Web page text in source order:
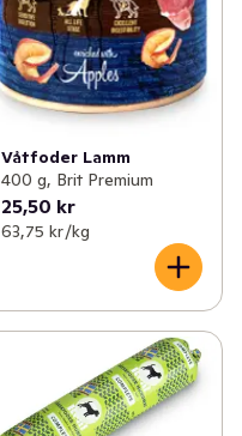
Våtfoder Lamm
400 g, Brit Premium
25,50 kr
63,75 kr /kg